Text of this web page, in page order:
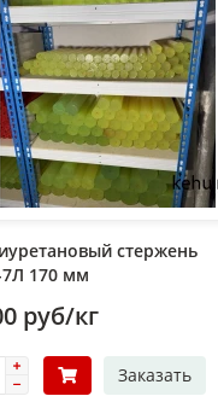
стержень
170 мм
руб/кг
Заказать